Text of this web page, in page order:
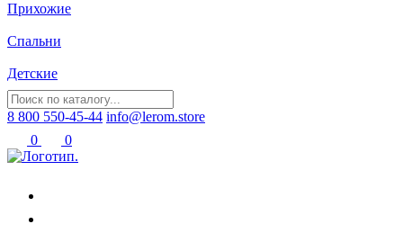
Прихожие
Спальни
Детские
8 800 550-45-44 info@lerom.store
0
0